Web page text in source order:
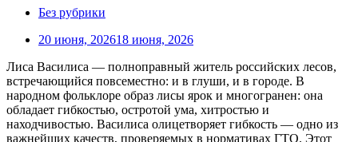
Без рубрики
20 июня, 202618 июня, 2026
Лиса Василиса — полноправный житель российских лесов,
встречающийся повсеместно: и в глуши, и в городе. В
народном фольклоре образ лисы ярок и многогранен: она
обладает гибкостью, остротой ума, хитростью и
находчивостью. Василиса олицетворяет гибкость — одно из
важнейших качеств, проверяемых в нормативах ГТО. Этот